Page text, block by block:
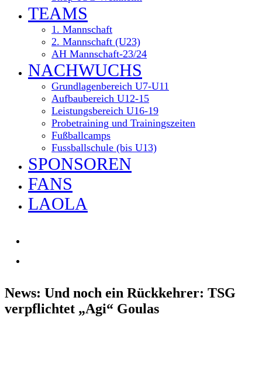
TEAMS
1. Mannschaft
2. Mannschaft (U23)
AH Mannschaft-23/24
NACHWUCHS
Grundlagenbereich U7-U11
Aufbaubereich U12-15
Leistungsbereich U16-19
Probetraining und Trainingszeiten
Fußballcamps
Fussballschule (bis U13)
SPONSOREN
FANS
LAOLA
News: Und noch ein Rückkehrer: TSG
verpflichtet „Agi“ Goulas